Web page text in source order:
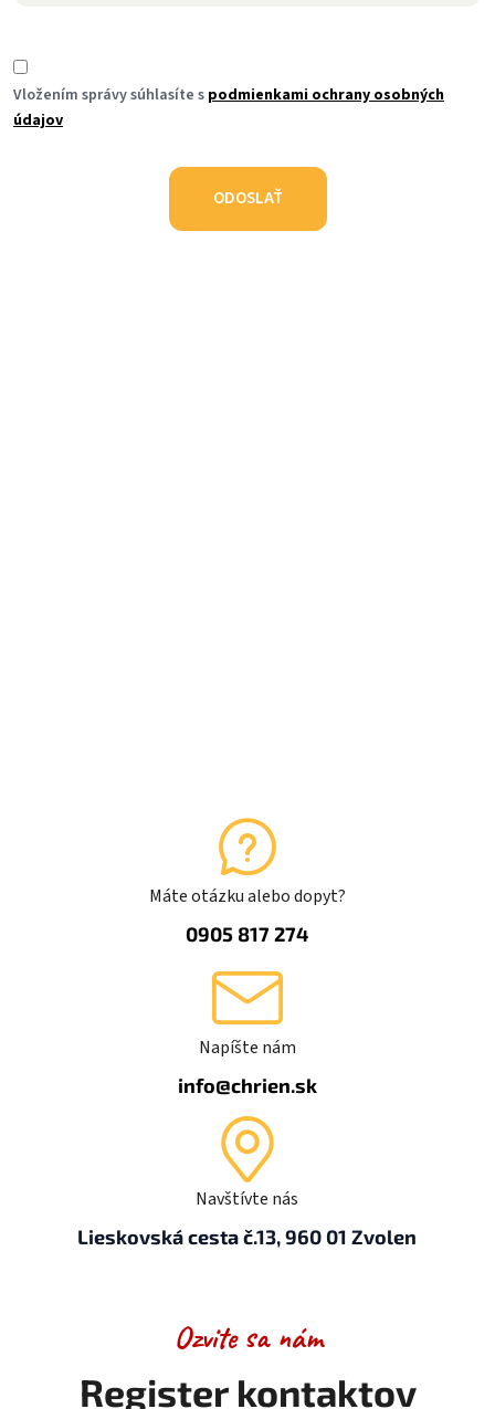
Vložením správy súhlasíte s podmienkami ochrany osobných
údajov
ODOSLAŤ
Máte otázku alebo dopyt?
0905 817 274
Napíšte nám
info@chrien.sk
Navštívte nás
Lieskovská cesta č.13, 960 01 Zvolen
Ozvite sa nám
Register kontaktov